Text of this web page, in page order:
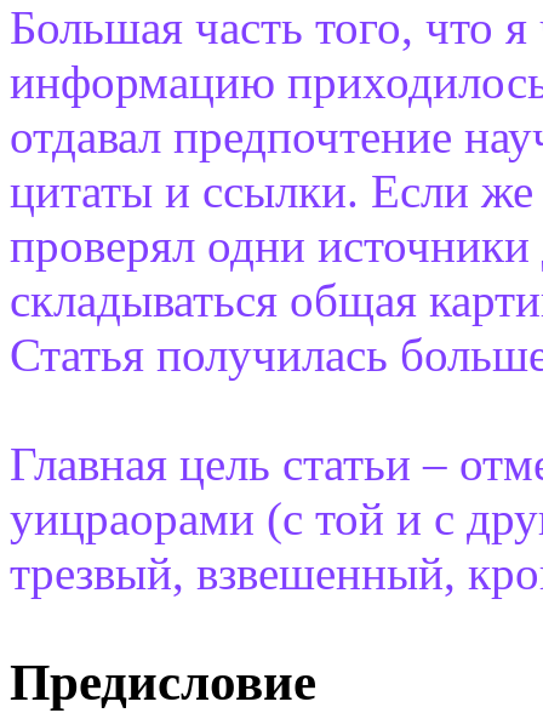
Большая часть того, что
информацию
отдавал предпочтение
цитаты и ссылки. Если
проверял одни
складываться общая
Статья получилась
Главная цель статьи –
уицраорами (с той и с
трезвый, взвешенный,
Предисловие